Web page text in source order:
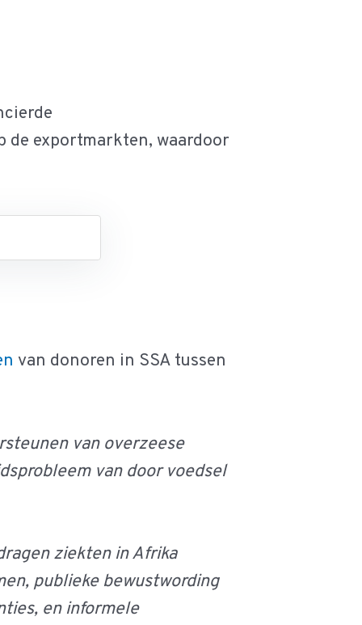
de exportmarkten, waardoor
van donoren in SSA tussen
van overzeese
van door voedsel
ziekten in Afrika
publieke bewustwording
en informele